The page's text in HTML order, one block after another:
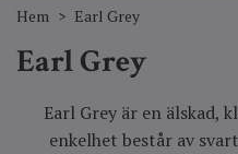
Hem Earl Grey
Earl Grey
Earl Grey är en älskad,
enkelhet består av